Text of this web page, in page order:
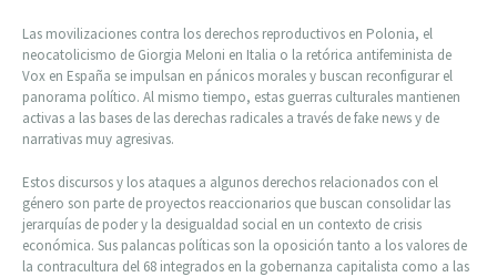
Las movilizaciones contra los derechos reproductivos en Polonia, el
neocatolicismo de Giorgia Meloni en Italia o la retórica antifeminista de
Vox en España se impulsan en pánicos morales y buscan reconfigurar el
panorama político. Al mismo tiempo, estas guerras culturales mantienen
activas a las bases de las derechas radicales a través de fake news y de
narrativas muy agresivas.
Estos discursos y los ataques a algunos derechos relacionados con el
género son parte de proyectos reaccionarios que buscan consolidar las
jerarquías de poder y la desigualdad social en un contexto de crisis
económica. Sus palancas políticas son la oposición tanto a los valores de
la contracultura del 68 integrados en la gobernanza capitalista como a las